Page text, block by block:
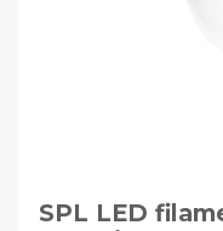
SPL LED